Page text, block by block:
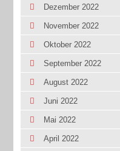
Dezember 2022
November 2022
Oktober 2022
September 2022
August 2022
Juni 2022
Mai 2022
April 2022